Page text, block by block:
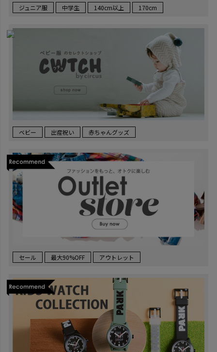
ジュニア服 中学生 140cm以上 170cm
ベビー 出産祝い 赤ちゃんグッズ
セール 最大90%OFF アウトレット